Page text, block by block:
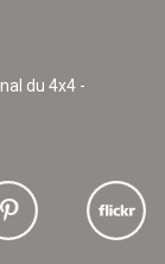
du 4x4 -